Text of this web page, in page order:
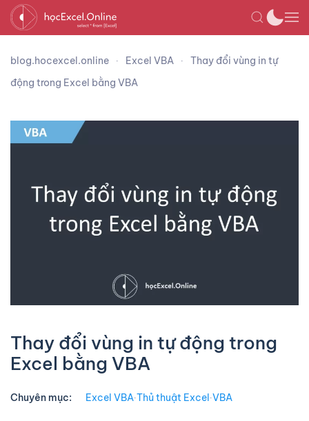
blog.hocexcel.online Excel VBA
Thay đổi vùng in tự
động trong Excel bằng VBA
Thay đổi vùng in tự động trong
Excel bằng VBA
Chuyên mục: Excel VBA∙Thủ thuật Excel∙VBA